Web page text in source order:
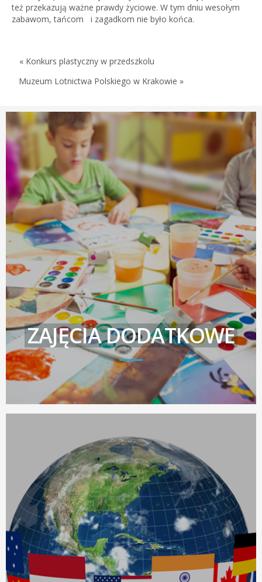
też przekazują ważne prawdy życiowe. W tym dniu wesołym
zabawom, tańcom i zagadkom nie było końca.
« Konkurs plastyczny w przedszkolu
Muzeum Lotnictwa Polskiego w Krakowie »
ZAJĘCIA DODATKOWE